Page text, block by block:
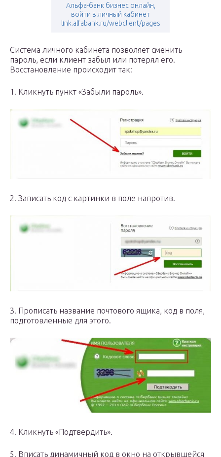
Альфа-банк бизнес онлайн,
войти в личный кабинет
link.alfabank.ru/webclient/pages
Система личного кабинета позволяет сменить
пароль, если клиент забыл или потерял его.
Восстановление происходит так:
1. Кликнуть пункт «Забыли пароль».
2. Записать код с картинки в поле напротив.
3. Прописать название почтового ящика, код в поля,
подготовленные для этого.
4. Кликнуть «Подтвердить».
5. Вписать динамичный код в окно на открывшейся